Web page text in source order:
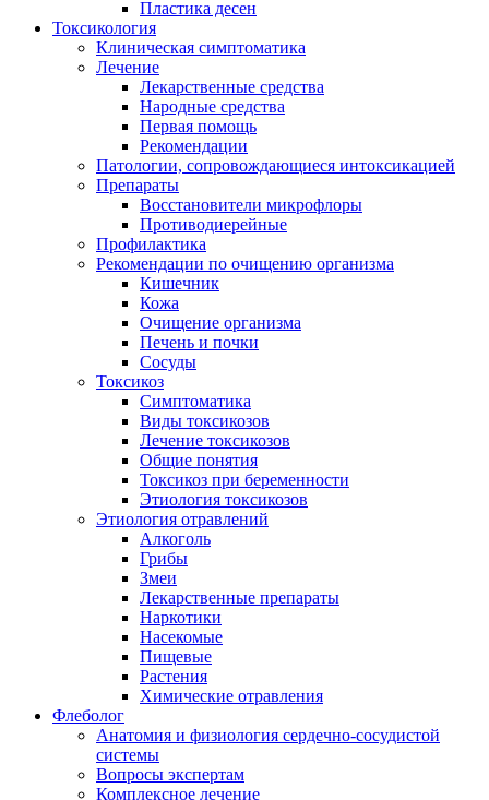
Пластика десен
Токсикология
Клиническая симптоматика
Лечение
Лекарственные средства
Народные средства
Первая помощь
Рекомендации
Патологии, сопровождающиеся интоксикацией
Препараты
Восстановители микрофлоры
Противодиерейные
Профилактика
Рекомендации по очищению организма
Кишечник
Кожа
Очищение организма
Печень и почки
Сосуды
Токсикоз
Cимптоматика
Виды токсикозов
Лечение токсикозов
Общие понятия
Токсикоз при беременности
Этиология токсикозов
Этиология отравлений
Алкоголь
Грибы
Змеи
Лекарственные препараты
Наркотики
Насекомые
Пищевые
Растения
Химические отравления
Флеболог
Анатомия и физиология сердечно-сосудистой
системы
Вопросы экспертам
Комплексное лечение